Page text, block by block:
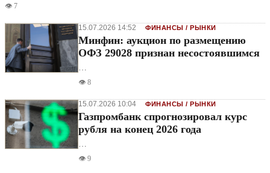
👁️ 7
15.07.2026 14:52 ФИНАНСЫ / РЫНКИ
Минфин: аукцион по размещению
ОФЗ 29028 признан несостоявшимся
👁️ 8
15.07.2026 10:04 ФИНАНСЫ / РЫНКИ
Газпромбанк спрогнозировал курс
рубля на конец 2026 года
👁️ 9